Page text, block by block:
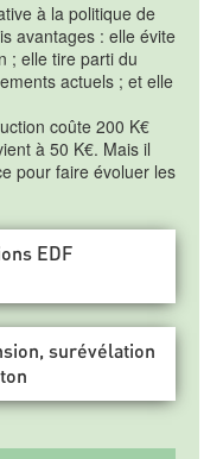
à la politique de
avantages : elle évite
; elle tire parti du
actuels ; et elle
coûte 200 K€
à 50 K€. Mais il
pour faire évoluer les
EDF
surévélation